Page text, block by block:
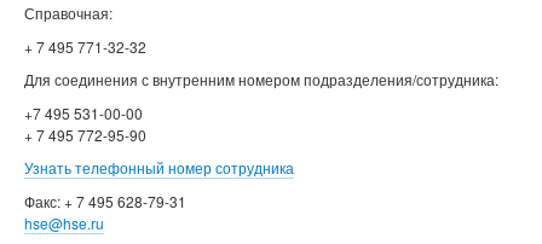
Справочная:
+ 7 495 771-32-32
Для соединения с внутренним номером подразделения/сотрудника:
+7 495 531-00-00
+ 7 495 772-95-90
Узнать телефонный номер сотрудника
Факс: + 7 495 628-79-31
hse@hse.ru